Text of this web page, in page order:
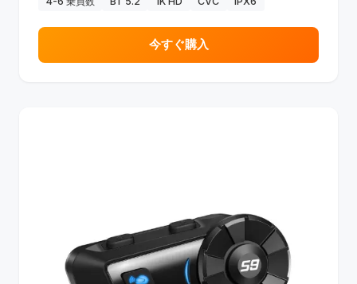
今すぐ購入